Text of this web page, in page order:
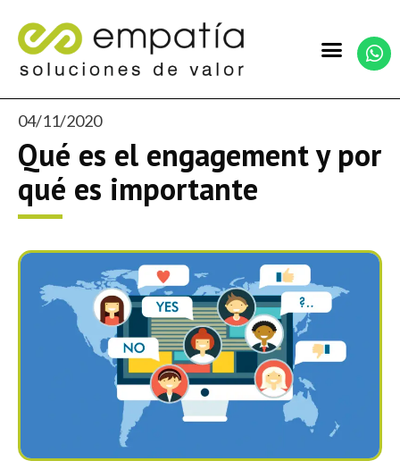
04/11/2020
Qué es el engagement y por
qué es importante